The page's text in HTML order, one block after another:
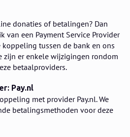
donaties of betalingen? Dan
van een Payment Service Provider
koppeling tussen de bank en ons
zijn er enkele wijzigingen rondom
betaalproviders.
Pay.nl
met provider Pay.nl. We
betalingsmethoden voor deze